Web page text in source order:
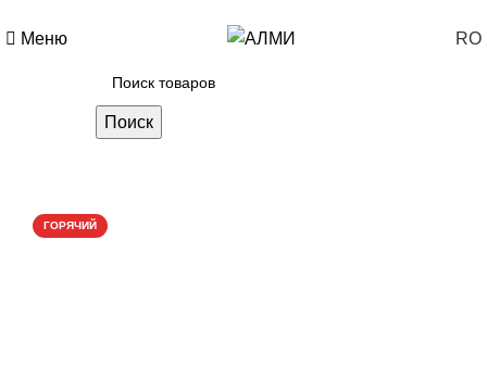
Меню RO
Поиск
ГОРЯЧИЙ